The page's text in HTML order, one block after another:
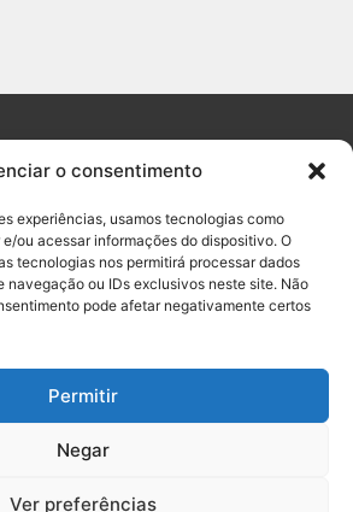
o consentimento
experiências, usamos tecnologias como
ou acessar informações do dispositivo. O
tecnologias nos permitirá processar dados
navegação ou IDs exclusivos neste site. Não
pode afetar negativamente certos
Permitir
Negar
Ver preferências
limparonline limparonline
BRASÍLIA-DF
– Todos os direitos reservados.